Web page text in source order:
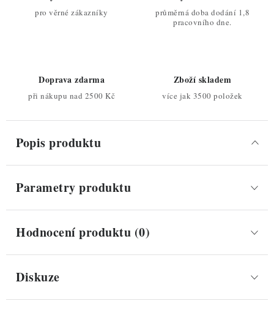
pro věrné zákazníky
průměrná doba dodání 1,8
pracovního dne.
Doprava zdarma
při nákupu nad 2500 Kč
Zboží skladem
více jak 3500 položek
Popis produktu
Parametry produktu
Hodnocení produktu (0)
Diskuze